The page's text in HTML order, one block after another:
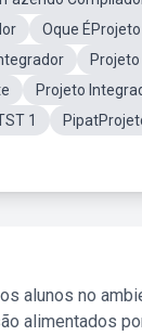
Oque
Projeto
1
alunos no
alimentados